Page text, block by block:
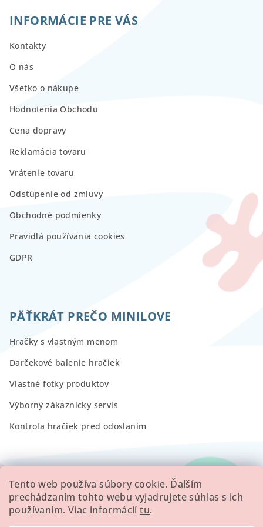
Tento web používa súbory cookie. Ďalším
prechádzaním tohto webu vyjadrujete súhlas s ich
používaním. Viac informáciítu.
INFORMÁCIE PRE VÁS
Kontakty
O nás
Všetko o nákupe
Hodnotenia Obchodu
Cena dopravy
Reklamácia tovaru
Vrátenie tovaru
Odstúpenie od zmluvy
Obchodné podmienky
Pravidlá používania cookies
GDPR
PÄŤKRÁT PREČO MINILOVE
Hračky s vlastným menom
Darčekové balenie hračiek
Vlastné fotky produktov
Výborný zákaznícky servis
Kontrola hračiek pred odoslaním
RECENZIE
Všetky hodnotenie obchodu